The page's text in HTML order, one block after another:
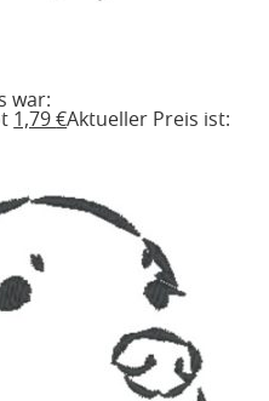
war:
1,79€Aktueller Preis ist: